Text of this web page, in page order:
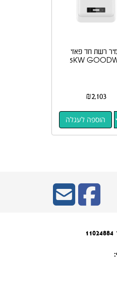
רשת חד פאזי
5KW
₪2,103
הוספה לעגלה